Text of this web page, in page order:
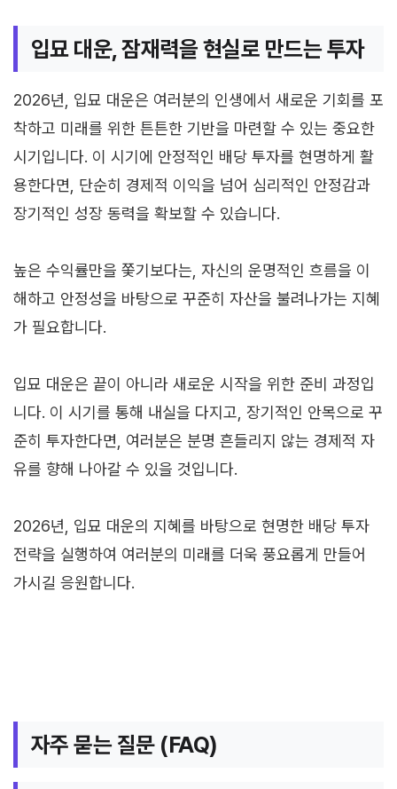
입묘 대운, 잠재력을 현실로 만드는 투자
2026년, 입묘 대운은 여러분의 인생에서 새로운 기회를 포
착하고 미래를 위한 튼튼한 기반을 마련할 수 있는 중요한
시기입니다. 이 시기에 안정적인 배당 투자를 현명하게 활
용한다면, 단순히 경제적 이익을 넘어 심리적인 안정감과
장기적인 성장 동력을 확보할 수 있습니다.
높은 수익률만을 쫓기보다는, 자신의 운명적인 흐름을 이
해하고 안정성을 바탕으로 꾸준히 자산을 불려나가는 지혜
가 필요합니다.
입묘 대운은 끝이 아니라 새로운 시작을 위한 준비 과정입
니다. 이 시기를 통해 내실을 다지고, 장기적인 안목으로 꾸
준히 투자한다면, 여러분은 분명 흔들리지 않는 경제적 자
유를 향해 나아갈 수 있을 것입니다.
2026년, 입묘 대운의 지혜를 바탕으로 현명한 배당 투자
전략을 실행하여 여러분의 미래를 더욱 풍요롭게 만들어
가시길 응원합니다.
자주 묻는 질문 (FAQ)